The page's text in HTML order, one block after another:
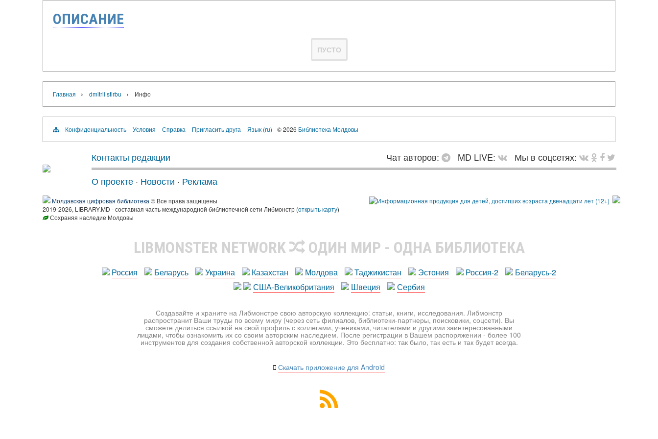
ОПИСАНИЕ
ПУСТО
Главная › dmitrii stirbu › Инфо
Конфиденциальность Условия Справка Пригласить друга Язык (ru) © 2026 Библиотека Молдовы
Контакты редакции Чат авторов: MD LIVE:
Мы в соцсетях:
О проекте · Новости · Реклама
Молдавская цифровая библиотека © Все права защищены
2019-2026, LIBRARY.MD - составная часть международной библиотечной сети Либмонстр (открыть карту)
Сохраняя наследие Молдовы
LIBMONSTER NETWORK ОДИН МИР - ОДНА БИБЛИОТЕКА
Россия Беларусь Украина Казахстан Молдова Таджикистан Эстония Россия-2
Беларусь-2
США-Великобритания
Швеция Сербия
Создавайте и храните на Либмонстре свою авторскую коллекцию: статьи, книги, исследования. Либмонстр
распространит Ваши труды по всему миру (через сеть филиалов, библиотеки-партнеры, поисковики, соцсети). Вы
сможете делиться ссылкой на свой профиль с коллегами, учениками, читателями и другими заинтересованными
лицами, чтобы ознакомить их со своим авторским наследием. После регистрации в Вашем распоряжении - более 100
инструментов для создания собственной авторской коллекции. Это бесплатно: так было, так есть и так будет всегда.
Скачать приложение для Android